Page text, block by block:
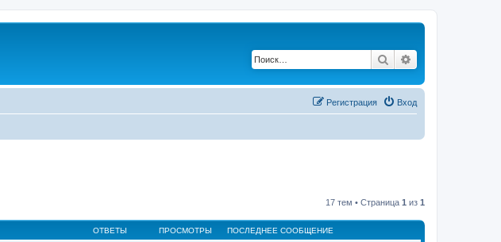
Поиск
Вход
Регистрация
17 тем • Страница 1 из 1
ОТВЕТЫ ПРОСМОТРЫ ПОСЛЕДНЕЕ СООБЩЕНИЕ